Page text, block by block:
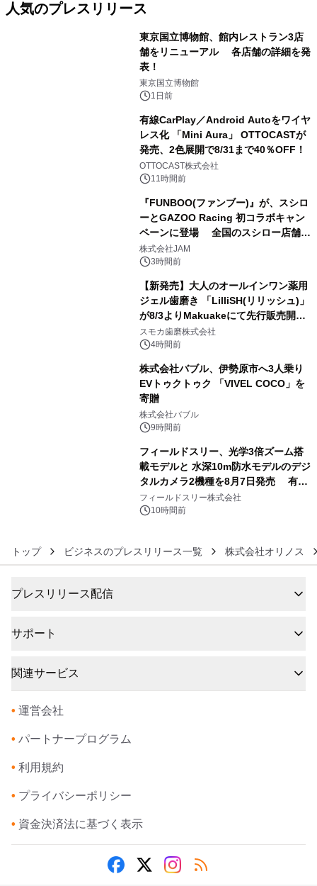
人気のプレスリリース
東京国立博物館、館内レストラン3店
舗をリニューアル 各店舗の詳細を発
表！
東京国立博物館
1日前
有線CarPlay／Android Autoをワイヤ
レス化 「Mini Aura」 OTTOCASTが
発売、2色展開で8/31まで40％OFF！
OTTOCAST株式会社
11時間前
『FUNBOO(ファンブー)』が、スシロ
ーとGAZOO Racing 初コラボキャン
ペーンに登場 全国のスシロー店舗で
GR 4車種の FUNBOO(ミニカー)付き
メニューが展開されます
株式会社JAM
3時間前
【新発売】大人のオールインワン薬用
ジェル歯磨き 「LilliSH(リリッシュ)」
が8/3よりMakuakeにて先行販売開
始！
スモカ歯磨株式会社
4時間前
株式会社バブル、伊勢原市へ3人乗り
EVトゥクトゥク 「VIVEL COCO」を
寄贈
株式会社バブル
9時間前
フィールドスリー、光学3倍ズーム搭
載モデルと 水深10m防水モデルのデジ
タルカメラ2機種を8月7日発売 有効
約1300万画素、用途別に選べるコンデ
ジ新登場
フィールドスリー株式会社
10時間前
トップ ビジネスのプレスリリース一覧 株式会社オリノス
プレスリリース配信
サポート
関連サービス
• 運営会社
• パートナープログラム
• 利用規約
• プライバシーポリシー
• 資金決済法に基づく表示